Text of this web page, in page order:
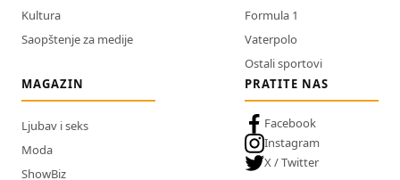
Kultura
Saopštenje za medije
Formula 1
Vaterpolo
Ostali sportovi
MAGAZIN
Ljubav i seks
Moda
ShowBiz
PRATITE NAS
Facebook
Instagram
X / Twitter